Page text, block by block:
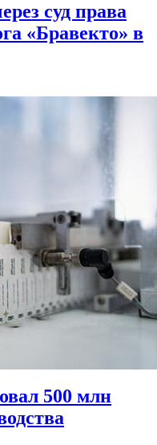
суд права
«Бравекто» в
500 млн